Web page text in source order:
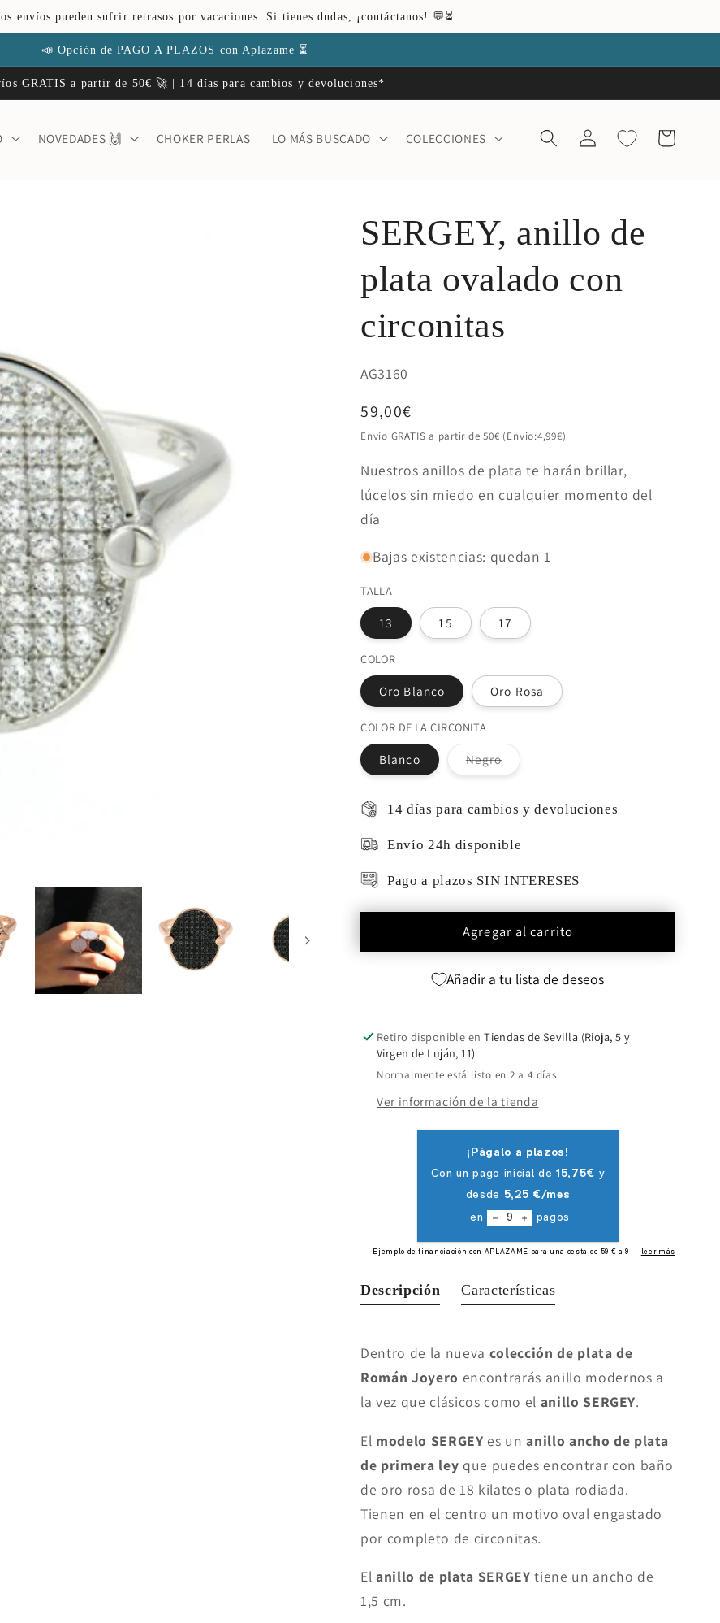
envíos pueden sufrir retrasos por vacaciones. Si tienes dudas, ¡contáctanos! 💬⏳
📣 Opción de PAGO A PLAZOS con Aplazame ⏳
GRATIS a partir de 50€ 🚀 | 14 días para cambios y devoluciones*
NOVEDADES 🙌 CHOKER PERLAS LO MÁS BUSCADO COLECCIONES
Iniciar
sesión
Carrito
SERGEY, anillo de
plata ovalado con
circonitas
SKU:
AG3160
Precio
habitual
59,00€
Envío GRATIS a partir de 50€ (Envio:4,99€)
Nuestros anillos de plata te harán brillar,
lúcelos sin miedo en cualquier momento del
día
Bajas existencias: quedan 1
TALLA
13 15 17
COLOR
Oro Blanco Oro Rosa
COLOR DE LA CIRCONITA
Blanco NegroVariante
disponible
14 días para cambios y devoluciones
Envío 24h disponible
Pago a plazos SIN INTERESES
Agregar al carrito
Añadir a tu lista de deseos
Retiro disponible enTiendas de Sevilla (Rioja, 5 y
Virgen de Luján, 11)
Normalmente está listo en 2 a 4 días
Ver información de la tienda
Descripción
Dentro de la nueva colección de plata de
Román Joyero encontrarás anillo modernos a
la vez que clásicos como el anillo SERGEY.
El modelo SERGEY es unanillo ancho de plata
de primera ley que puedes encontrar con baño
de oro rosa de 18 kilates o plata rodiada.
Tienen en el centro un motivo oval engastado
por completo de circonitas.
Elanillo de plata SERGEY tiene un ancho de
1,5 cm.
Características